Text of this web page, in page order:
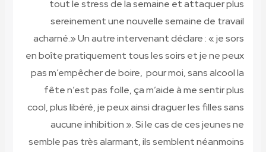
tout le stress de la semaine et attaquer plus
sereinement une nouvelle semaine de travail
acharné.» Un autre intervenant déclare : « je sors
en boîte pratiquement tous les soirs et je ne peux
pas m’empêcher de boire, pour moi, sans alcool la
fête n’est pas folle, ça m’aide à me sentir plus
cool, plus libéré, je peux ainsi draguer les filles sans
aucune inhibition ». Si le cas de ces jeunes ne
semble pas très alarmant, ils semblent néanmoins